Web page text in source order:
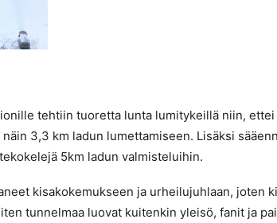
tehtiin tuoretta lunta lumitykeillä niin,
3,3 km ladun lumettamiseen. Lisäksi
5km ladun valmisteluihin.
kisakokemukseen ja urheilujuhlaan, joten
tunnelmaa luovat kuitenkin yleisö, fanit ja